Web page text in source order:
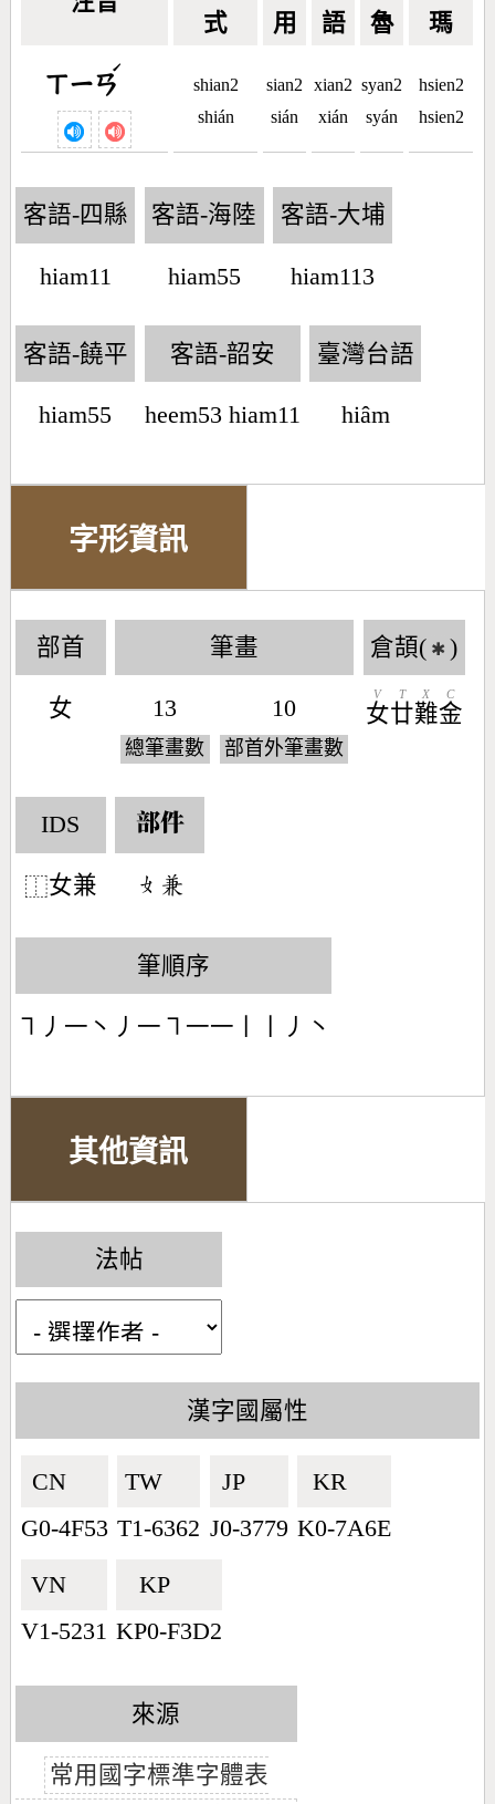
式 用 語 魯 瑪
ㄒㄧㄢ
ˊ
shian2
shián
sian2
sián
xian2
xián
syan2
syán
hsien2
hsien2
客語-四縣
hiam11
客語-海陸
hiam55
客語-大埔
hiam113
客語-饒平
hiam55
客語-韶安
heem53 hiam11
臺灣台語
hiâm
字形資訊
部首
女
筆畫
13
總筆畫數
10
部首外筆畫數
倉頡( ✱ )
女
V
廿
T
難
X
金
C
IDS
⿰女兼
部件
󶂛󶇬
筆順序
㇕丿一丶丿一㇕一一丨丨丿丶
其他資訊
法帖
漢字國屬性
CN🇨🇳
G0-4F53
TW🇹🇼
T1-6362
JP🇯🇵
J0-3779
KR🇰🇷
K0-7A6E
VN🇻🇳
V1-5231
KP🇰🇵
KP0-F3D2
來源
常用國字標準字體表